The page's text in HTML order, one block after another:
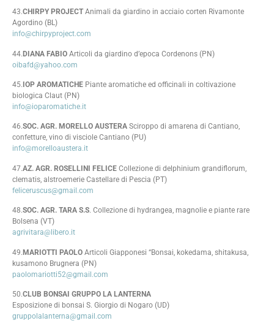
43.CHIRPY PROJECTAnimali da giardino in acciaio corten Rivamonte
Agordino (BL)
info@chirpyproject.com
44.DIANA FABIO Articoli da giardino d’epoca Cordenons (PN)
oibafd@yahoo.com
45. IOP AROMATICHE Piante aromatiche ed officinali in coltivazione
biologica Claut (PN)
info@ioparomatiche.it
46.SOC. AGR. MORELLO AUSTERA Sciroppo di amarena di Cantiano,
confetture, vino di visciole Cantiano (PU)
info@morelloaustera.it
47.AZ. AGR. ROSELLINI FELICE Collezione di delphinium grandiflorum,
clematis, alstroemerie Castellare di Pescia (PT)
feliceruscus@gmail.com
48.SOC. AGR. TARA S.S. Collezione di hydrangea, magnolie e piante rare
Bolsena (VT)
agrivitara@libero.it
49.MARIOTTI PAOLO Articoli Giapponesi “Bonsai, kokedama, shitakusa,
kusamono Brugnera (PN)
paolomariotti52@gmail.com
50.CLUB BONSAI GRUPPO LA LANTERNA
Esposizione di bonsai S. Giorgio di Nogaro (UD)
gruppolalanterna@gmail.com